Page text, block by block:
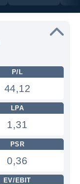
P/L
44,12
LPA
1,31
PSR
0,36
EV/EBIT